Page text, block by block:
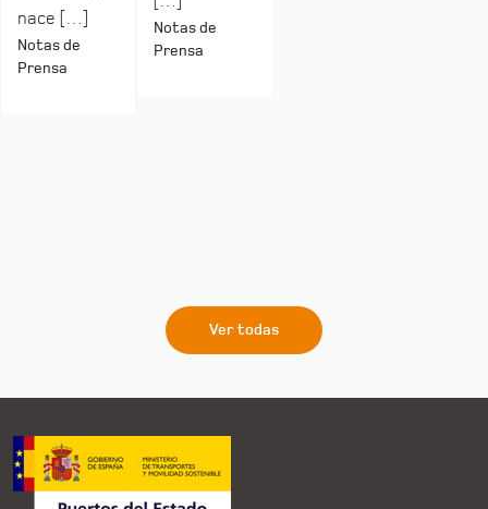
nace […]
Notas de
Prensa
Notas de
Prensa
Ver todas